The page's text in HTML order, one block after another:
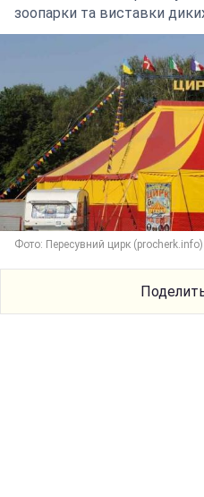
зоопарки та виставки
Фото: Пересувний цирк (procherk.info)